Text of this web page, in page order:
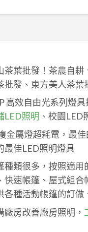
茶葉批發！茶農自耕
批發、東方美人茶葉
高效自由光系列燈
LED照明 、校園LED
金屬燈超耗電，最
最佳LED照明燈具
種類很多，按照適
快速帳篷、屋式組合
各種活動帳篷的訂做
廠房改善廠房照明，